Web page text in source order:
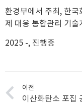
환경부에서 주최, 한
제 대응 통합관리 기
2025 -, 진행중
이전